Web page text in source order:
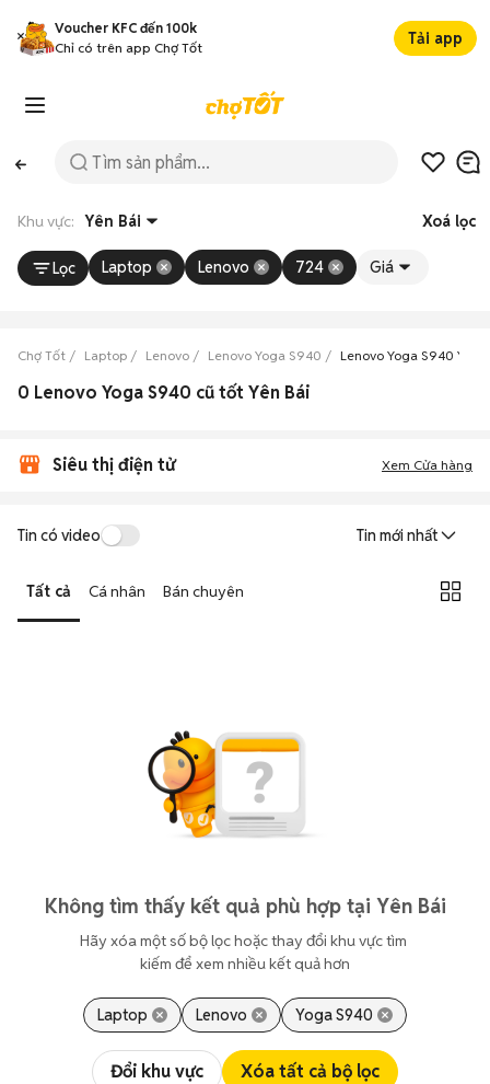
Voucher KFC đến 100k
Chỉ có trên app Chợ Tốt
Tải app
Khu vực: Yên Bái Xoá lọc
Lọc Laptop Lenovo 724 Giá
Chợ Tốt Laptop Lenovo Lenovo Yoga S940 Lenovo Yoga S940 Yên
0 Lenovo Yoga S940 cũ tốt Yên Bái
Siêu thị điện tử Xem Cửa hàng
Tin có video Tin mới nhất
Tất cả Cá nhân Bán chuyên
Không tìm thấy kết quả phù hợp tại Yên Bái
Hãy xóa một số bộ lọc hoặc thay đổi khu vực tìm
kiếm để xem nhiều kết quả hơn
Laptop Lenovo Yoga S940
Đổi khu vực Xóa tất cả bộ lọc